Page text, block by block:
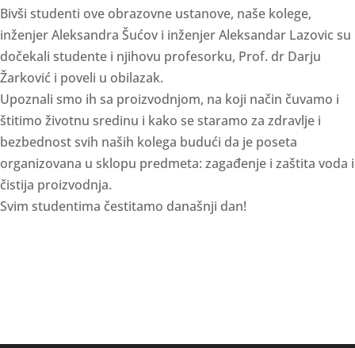
Bivši studenti ove obrazovne ustanove, naše kolege,
inženjer Aleksandra Šućov i inženjer Aleksandar Lazovic su
dočekali studente i njihovu profesorku, Prof. dr Darju
Žarković i poveli u obilazak.
Upoznali smo ih sa proizvodnjom, na koji način čuvamo i
štitimo životnu sredinu i kako se staramo za zdravlje i
bezbednost svih naših kolega budući da je poseta
organizovana u sklopu predmeta: zagađenje i zaštita voda i
čistija proizvodnja.
Svim studentima čestitamo današnji dan!